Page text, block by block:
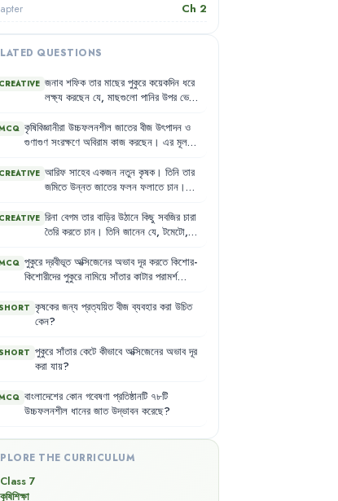
Ch 2
QUESTIONS
CREATIVE জনাব শফিক তার মাছের পুকুরে কয়েকদিন ধরে
লক্ষ্য করছেন যে, মাছগুলো পানির উপর ভেসে
পুকুরের পানিও ঘন সবুজ হয়ে আছে। তিনি
বুঝতে পারছিলেন না কী কারণে এমন হচ্ছে।
পরিবেশ উন্নত করার জন্য কিছু পরামর্শ
দিলেন।
কৃষিবিজ্ঞানীরা উচ্চফলনশীল জাতের বীজ উৎপাদন ও
গুণাগুণ সংরক্ষণে অবিরাম কাজ করছেন । এর মূল
CREATIVE আরিফ সাহেব একজন নতুন কৃষক। তিনি তার
জমিতে উন্নত জাতের ফলন ফলাতে চান ।
উচ্চফলনশীল জাতের বীজ ব্যবহার করলে
ভালো ফলন পাওয়া যায়। তিনি আরও শুনলেন
কৃষি গবেষণা প্রতিষ্ঠান (BINA)অনেক
উচ্চফলনশীল ধানের জাত উদ্ভাবন করেছে।
হলেন।
CREATIVE রিনা বেগম তার বাড়ির উঠানে কিছু সবজির চারা
তৈরি করতে চান । তিনি জানেন যে, টমেটো,
জন্য প্রথমে বীজতলা তৈরি করে চারা উৎপাদন
করতে হয়। তিনি শীতকালীন সবজির জন্য
পুকুরে দ্রবীভূত অক্সিজেনের অভাব দূর করতে কিশোর-
কিশোরীদের পুকুরে নামিয়ে সাঁতার কাটার পরামর্শ
কৃষকের জন্য প্রত্যয়িত বীজ ব্যবহার করা উচিত
কেন?
পুকুরে সাঁতার কেটে কীভাবে অক্সিজেনের অভাব দূর
করা যায়?
বাংলাদেশের কোন গবেষণা প্রতিষ্ঠানটি ৭৮টি
উচ্চফলনশীল ধানের জাত উদ্ভাবন করেছে?
THE CURRICULUM
Class 7
কৃষিশিক্ষা